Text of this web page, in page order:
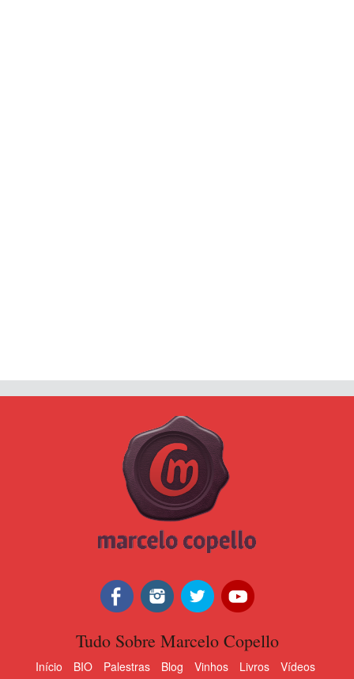
Tudo Sobre Marcelo Copello
Início BIO Palestras Blog Vinhos Livros Vídeos